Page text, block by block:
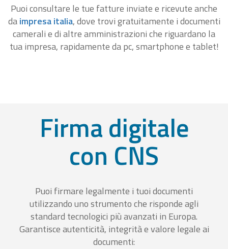
Puoi consultare le tue fatture inviate e ricevute anche
daimpresa italia, dove trovi gratuitamente i documenti
camerali e di altre amministrazioni che riguardano la
tua impresa, rapidamente da pc, smartphone e tablet!
Firma digitale
con CNS
Puoi firmare legalmente i tuoi documenti
utilizzando uno strumento che risponde agli
standard tecnologici più avanzati in Europa.
Garantisce autenticità, integrità e valore legale ai
documenti: